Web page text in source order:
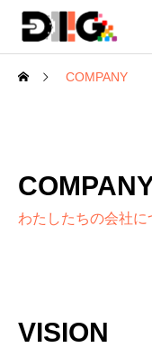
COMPANY
わたしたちの会社に
VISION